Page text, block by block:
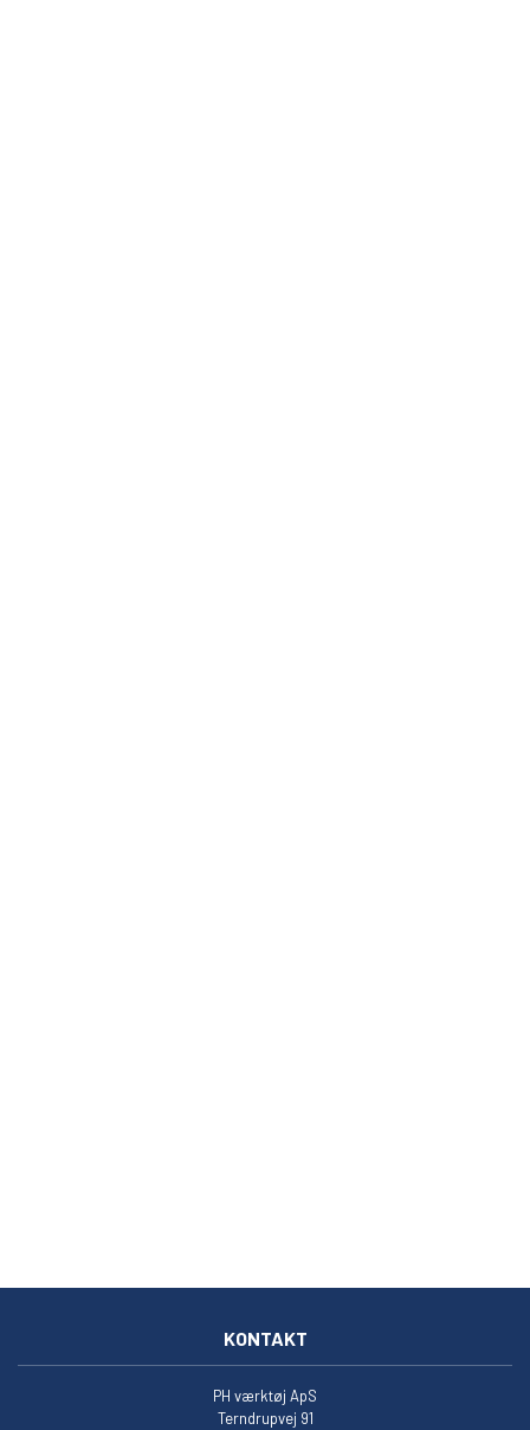
KONTAKT
PH værktøj ApS
Terndrupvej 91